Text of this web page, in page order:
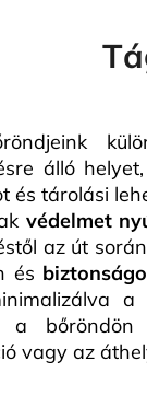
álló
és tárolási
védelmet
az út
és
a bőröndön
vagy az